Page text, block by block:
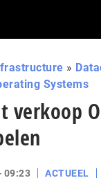
»
Systems
verkoop
09:23
ACTUEEL